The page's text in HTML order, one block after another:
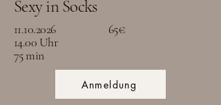
Sexy in Socks
11.10.2026
14.00 Uhr
75 min
65€
Anmeldung